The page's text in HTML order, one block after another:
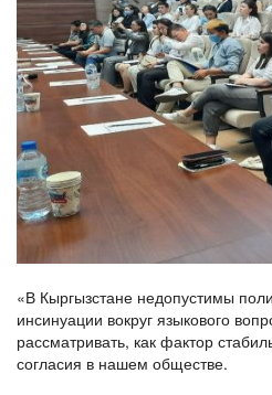
«В Кыргызстане недопустимы
инсинуации вокруг языкового
рассматривать, как фактор
согласия в нашем обществе.